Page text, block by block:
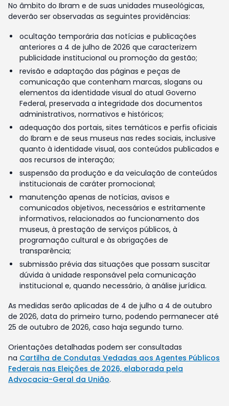
No âmbito do Ibram e de suas unidades museológicas,
deverão ser observadas as seguintes providências:
ocultação temporária das notícias e publicações
anteriores a 4 de julho de 2026 que caracterizem
publicidade institucional ou promoção da gestão;
revisão e adaptação das páginas e peças de
comunicação que contenham marcas, slogans ou
elementos da identidade visual do atual Governo
Federal, preservada a integridade dos documentos
administrativos, normativos e históricos;
adequação dos portais, sites temáticos e perfis oficiais
do Ibram e de seus museus nas redes sociais, inclusive
quanto à identidade visual, aos conteúdos publicados e
aos recursos de interação;
suspensão da produção e da veiculação de conteúdos
institucionais de caráter promocional;
manutenção apenas de notícias, avisos e
comunicados objetivos, necessários e estritamente
informativos, relacionados ao funcionamento dos
museus, à prestação de serviços públicos, à
programação cultural e às obrigações de
transparência;
submissão prévia das situações que possam suscitar
dúvida à unidade responsável pela comunicação
institucional e, quando necessário, à análise jurídica.
As medidas serão aplicadas de 4 de julho a 4 de outubro
de 2026, data do primeiro turno, podendo permanecer até
25 de outubro de 2026, caso haja segundo turno.
Orientações detalhadas podem ser consultadas
na Cartilha de Condutas Vedadas aos Agentes Públicos
Federais nas Eleições de 2026, elaborada pela
Advocacia-Geral da União.